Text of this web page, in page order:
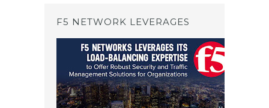
F5 NETWORK LEVERAGES